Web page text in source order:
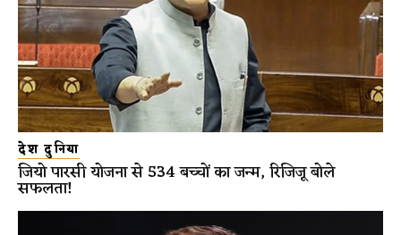
देश दुनिया
जियो पारसी योजना से 534 बच्चों का जन्म, रिजिजू बोले
सफलता!